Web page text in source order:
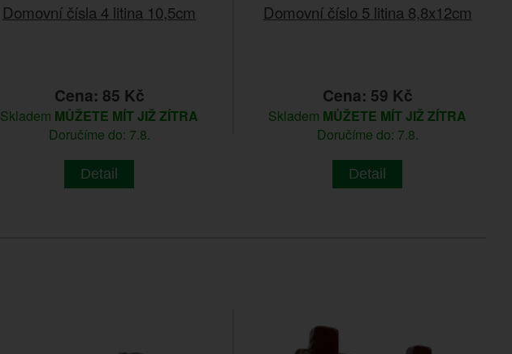
Domovní čísla 4 litina 10,5cm
Cena: 85 Kč
Skladem MŮŽETE MÍT JIŽ ZÍTRA
Doručíme do: 7.8.
Detail
Domovní číslo 5 litina 8,8x12cm
Cena: 59 Kč
Skladem MŮŽETE MÍT JIŽ ZÍTRA
Doručíme do: 7.8.
Detail